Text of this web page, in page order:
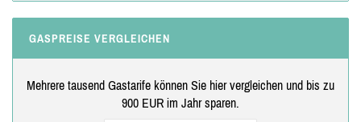
GASPREISE VERGLEICHEN
Mehrere tausend Gastarife können Sie hier vergleichen und bis zu
900 EUR im Jahr sparen.